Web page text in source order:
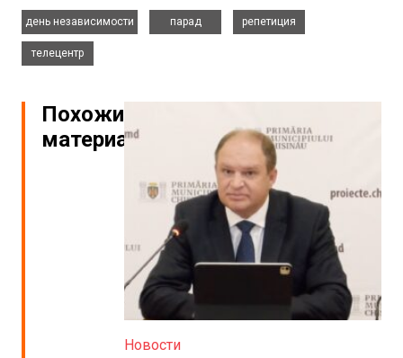
день независимости
парад
репетиция
телецентр
Похожие
материалы
Новости